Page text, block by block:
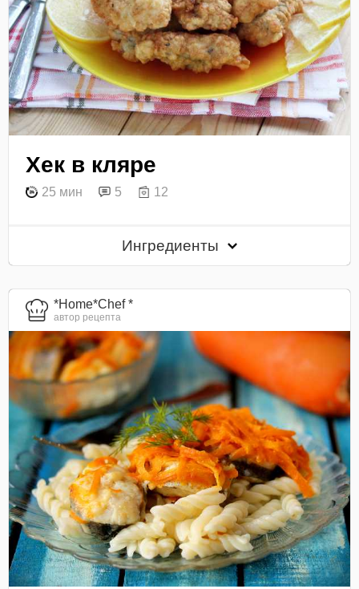
Хек в кляре
25 мин 5 12
Ингредиенты
*Home*Chef *
автор рецепта